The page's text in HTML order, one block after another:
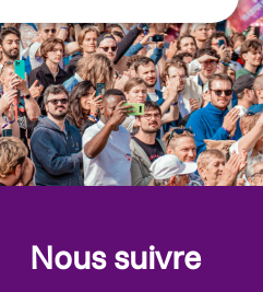
Nous suivre